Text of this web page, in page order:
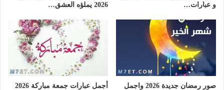
و عبارات…
2026 يملؤه العشق…
صور رمضان جديدة 2026 واجمل
أجمل عبارات جمعة مباركة 2026